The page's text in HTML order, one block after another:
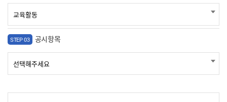
STEP 03 공시항목